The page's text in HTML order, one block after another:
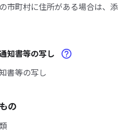
市町村に住所がある場合は、添
知書等の写し
書等の写し
の